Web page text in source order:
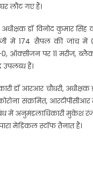
लौट गए हैं।
डॉ विनोद कुमार सिंह व
में 174 सैपल की जांच में
ऑक्सीजन पर 11 मरीज,
हैं।
डॉ आरआर चौधरी,
संक्रमित,
में अनुमंडलाधिकारी मुकेश
मेडिकल स्टॉफ तैनात हैं।